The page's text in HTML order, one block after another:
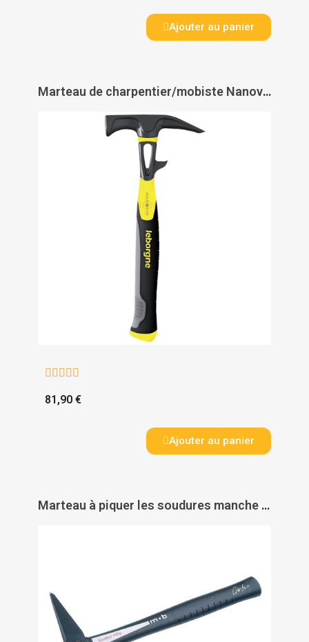
Ajouter au panier
Marteau de charpentier/mobiste Nanovib - LEBORGNE
    
81,90 €
Ajouter au panier
Marteau à piquer les soudures manche carbone - MOB